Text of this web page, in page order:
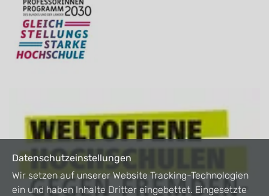
Datenschutzeinstellungen
Wir setzen auf unserer Website Tracking-Technologien
ein und haben Inhalte Dritter eingebettet. Eingesetzte